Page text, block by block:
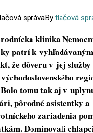
By tlačová
klinika
patrí k
že dôveru v jej
Bolo tomu tak aj v
pôrodné asistentky a
zariadenia
Dominovali